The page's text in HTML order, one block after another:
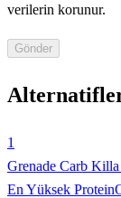
verilerin korunur.
Gönder
1
Grenade Carb
En Yüksek Protein